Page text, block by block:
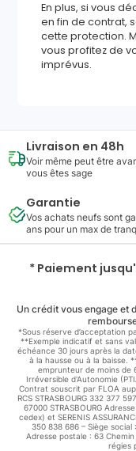
En plus, si vous
en fin de contrat,
cette protection.
vous profitez de
imprévus.
Livraison en 48h
Voir même peut être
vous êtes sage
Garantie
Vos achats neufs sont
ans pour un max de
* Paiement
Un crédit vous engage et
*Sous réserve d’acceptation
**Exemple indicatif et sans
échéance 30 jours après la
à la hausse ou à la baisse.
emprunteur de moins de
Irréversible d'Autonomie
Contrat souscrit par FLOA
RCS STRASBOURG 332 377
67000 STRASBOURG
cedex) et SERENIS
350 838 686 – Siège
Adresse postale : 63
régies